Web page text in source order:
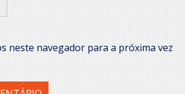
neste navegador para a próxima vez